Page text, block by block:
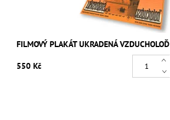
FILMOVÝ PLAKÁT UKRADENÁ VZDUCHOLOĎ
550 Kč